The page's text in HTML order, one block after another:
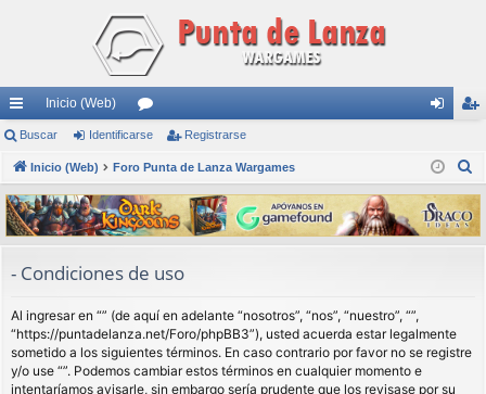
nl
ac
es
rá
s
Inicio (Web)
or
os nti
fic
ar
ist
ra
rs
Buscar Identificarse Registrarse
Inicio (Web) Foro Punta de Lanza Wargames
s
c
- Condiciones de uso
Al ingresar en “” (de aquí en adelante “nosotros”, “nos”, “nuestro”, “”,
“https://puntadelanza.net/Foro/phpBB3”), usted acuerda estar legalmente
sometido a los siguientes términos. En caso contrario por favor no se registre
y/o use “”. Podemos cambiar estos términos en cualquier momento e
intentaríamos avisarle, sin embargo sería prudente que los revisase por su